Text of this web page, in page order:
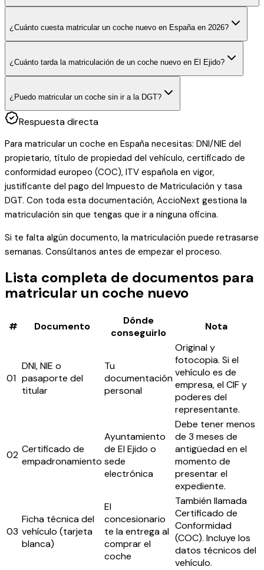
¿Cuánto cuesta matricular un coche nuevo en España en 2026?
¿Cuánto tarda la matriculación de un coche nuevo en El Ejido?
¿Puedo matricular un coche sin ir a la DGT?
Respuesta directa
Para matricular un coche en España necesitas: DNI/NIE del
propietario, título de propiedad del vehículo, certificado de
conformidad europeo (COC), ITV española en vigor,
justificante del pago del Impuesto de Matriculación y tasa
DGT. Con toda esta documentación, AccioNext gestiona la
matriculación sin que tengas que ir a ninguna oficina.
Si te falta algún documento, la matriculación puede retrasarse
semanas. Consúltanos antes de empezar el proceso.
Lista completa de documentos para
matricular un coche nuevo
# Documento
Dónde
conseguirlo
Nota
01
DNI, NIE o
pasaporte del
titular
Tu
documentación
personal
Original y
fotocopia. Si el
vehículo es de
empresa, el CIF y
poderes del
representante.
02 Certificado de
empadronamiento
Ayuntamiento
de El Ejido o
sede
electrónica
Debe tener menos
de 3 meses de
antigüedad en el
momento de
presentar el
expediente.
03
Ficha técnica del
vehículo (tarjeta
blanca)
El
concesionario
te la entrega al
comprar el
coche
También llamada
Certificado de
Conformidad
(COC). Incluye los
datos técnicos del
vehículo.